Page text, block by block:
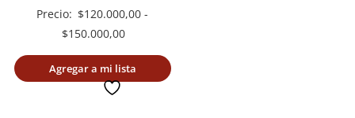
Precio: $120.000,00 -
$150.000,00Rango
de
precios:
Agregar a mi lista